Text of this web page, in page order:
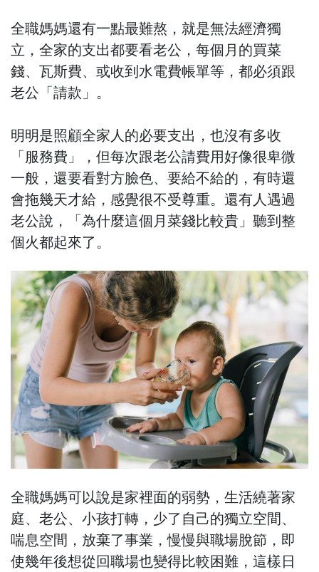
全職媽媽還有一點最難熬，就是無法經濟獨
立，全家的支出都要看老公，每個月的買菜
錢、瓦斯費、或收到水電費帳單等，都必須跟
老公「請款」。
明明是照顧全家人的必要支出，也沒有多收
「服務費」，但每次跟老公請費用好像很卑微
一般，還要看對方臉色、要給不給的，有時還
會拖幾天才給，感覺很不受尊重。還有人遇過
老公說，「為什麼這個月菜錢比較貴」聽到整
個火都起來了。
全職媽媽可以說是家裡面的弱勢，生活繞著家
庭、老公、小孩打轉，少了自己的獨立空間、
喘息空間，放棄了事業，慢慢與職場脫節，即
使幾年後想從回職場也變得比較困難，這樣日